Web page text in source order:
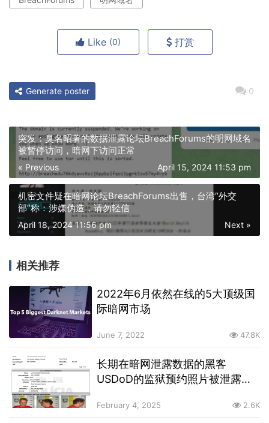
Like (0) 打赏
0
Generate poster
突发：臭名昭著的数据泄露论坛BreachForums的明网域名
被暂停访问，暗网下访问正常
« Previous April 15, 2024 11:53 pm
机密文件疑在暗网论坛BreachForums出售，台湾“外交
部”称：涉嫌伪造，请勿轻信
Next »
April 18, 2024 11:56 pm
相关推荐
2022年6月依然在线的5大顶级国
际暗网市场
June 7, 2022 47.8K
长期在暗网泄露数据的黑客
USDoD的监狱预约照片被泄露，
February 4, 2025 2.6K